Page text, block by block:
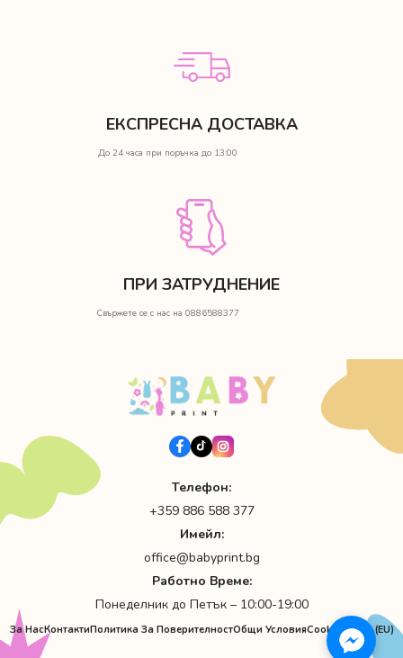
ЕКСПРЕСНА ДОСТАВКА
До 24 часа при поръчка до 13:00
ПРИ ЗАТРУДНЕНИЕ
Свържете се с нас на 0886588377
Телефон:
+359 886 588 377
Имейл:
office@babyprint.bg
Работно Време:
Понеделник до Петък – 10:00-19:00
За НасКонтактиПолитика За ПоверителностОбщи УсловияCookie Policy (EU)